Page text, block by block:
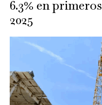
6.3% en
2025